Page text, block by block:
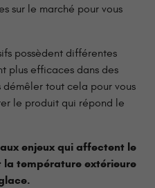
sur le marché pour vous
possèdent différentes
plus efficaces dans des
démêler tout cela pour vous
le produit qui répond le
enjeux qui affectent le
la température extérieure